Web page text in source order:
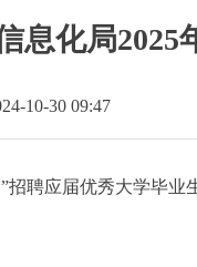
息化局
10-30 09:47
聘应届优秀大学毕业